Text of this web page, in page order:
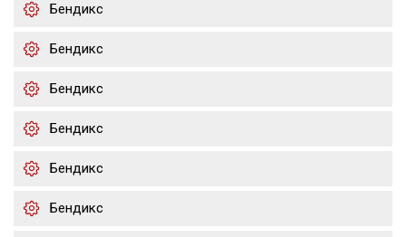
Бендикс
Бендикс
Бендикс
Бендикс
Бендикс
Бендикс